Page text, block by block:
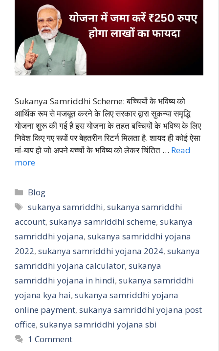
Sukanya Samriddhi Scheme: बच्चियों के भविष्य को
आर्थिक रूप से मजबूत करने के लिए सरकार द्वारा सुकन्या समृद्धि
योजना शुरू की गई है इस योजना के तहत बच्चियों के भविष्य के लिए
निवेश किए गए रूपों पर बेहतरीन रिटर्न मिलता है. शायद ही कोई ऐसा
मां-बाप हो जो अपने बच्चों के भविष्य को लेकर चिंतित … Read
more
Blog
sukanya samriddhi,sukanya samriddhi
account, sukanya samriddhi scheme, sukanya
samriddhi yojana, sukanya samriddhi yojana
2022, sukanya samriddhi yojana 2024, sukanya
samriddhi yojana calculator, sukanya
samriddhi yojana in hindi, sukanya samriddhi
yojana kya hai, sukanya samriddhi yojana
online payment, sukanya samriddhi yojana post
office, sukanya samriddhi yojana sbi
1 Comment